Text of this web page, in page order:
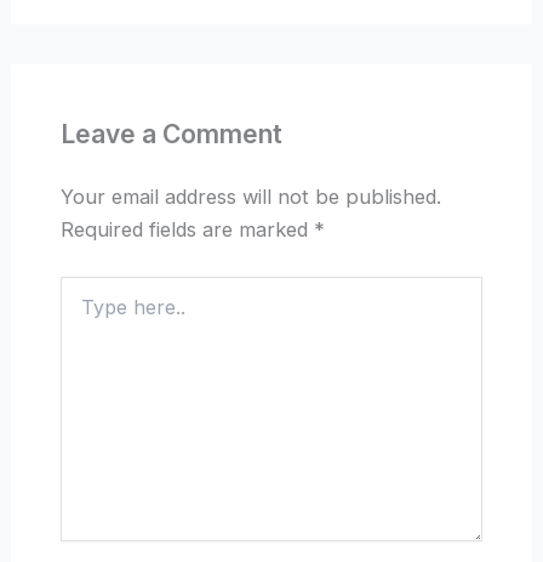
Leave a Comment
Your email address will not be published.
Required fields are marked *
here..